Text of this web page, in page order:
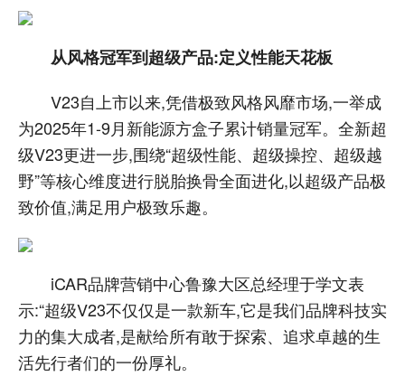
从风格冠军到超级产品:定义性能天花板
V23自上市以来,凭借极致风格风靡市场,一举成
为2025年1-9月新能源方盒子累计销量冠军。全新超
级V23更进一步,围绕“超级性能、超级操控、超级越
野”等核心维度进行脱胎换骨全面进化,以超级产品极
致价值,满足用户极致乐趣。
iCAR品牌营销中心鲁豫大区总经理于学文表
示:“超级V23不仅仅是一款新车,它是我们品牌科技实
力的集大成者,是献给所有敢于探索、追求卓越的生
活先行者们的一份厚礼。